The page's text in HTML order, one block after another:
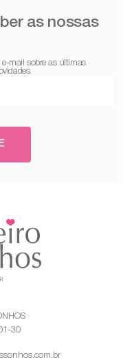
as nossas
e-mail sobre as últimas
30